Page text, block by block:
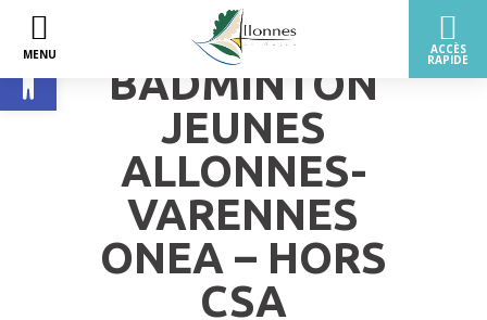
Ouvrir la barre d’outils
BADMINTON
JEUNES
ALLONNES-
VARENNES
ONEA – HORS
CSA